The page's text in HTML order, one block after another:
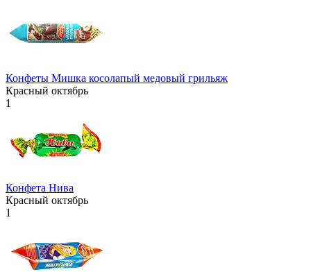
Конфеты Мишка косолапый медовый грильяж
Красный октябрь
1
Конфета Нива
Красный октябрь
1